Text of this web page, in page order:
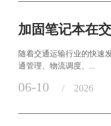
加固笔记本在
随着交通运输行业的快速
通管理、物流调度、...
06-10 / 2026